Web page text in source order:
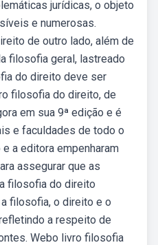
jurídicas, o objeto
e numerosas.
de outro lado, além de
filosofia geral, lastreado
do direito deve ser
filosofia do direito, de
em sua 9ª edição e é
e faculdades de todo o
a editora empenharam
assegurar que as
filosofia do direito
filosofia, o direito e o
a respeito de
Webo livro filosofia